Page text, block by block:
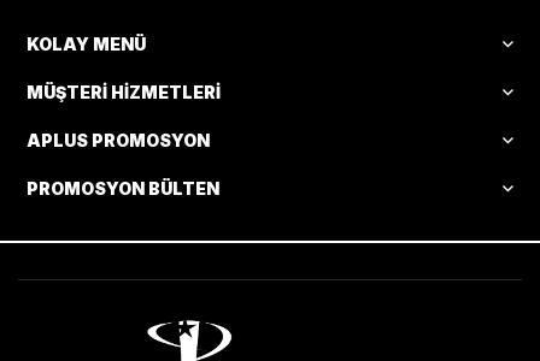
KOLAY MENÜ
MÜŞTERI HIZMETLERI
APLUS PROMOSYON
PROMOSYON BÜLTEN